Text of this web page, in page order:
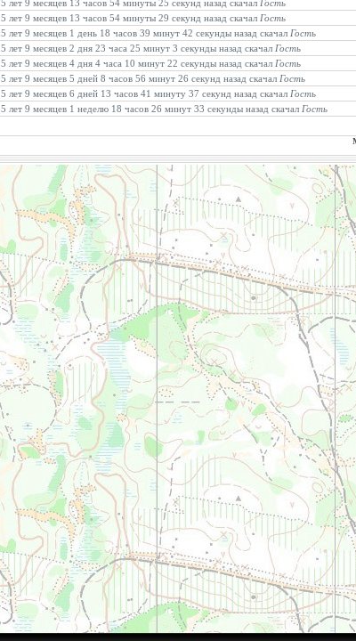
5 лет 9 месяцев 13 часов 54 минуты 25 секунд назад скачал Гость
5 лет 9 месяцев 13 часов 54 минуты 29 секунд назад скачал Гость
5 лет 9 месяцев 1 день 18 часов 39 минут 42 секунды назад скачал Гость
5 лет 9 месяцев 2 дня 23 часа 25 минут 3 секунды назад скачал Гость
5 лет 9 месяцев 4 дня 4 часа 10 минут 22 секунды назад скачал Гость
5 лет 9 месяцев 5 дней 8 часов 56 минут 26 секунд назад скачал Гость
5 лет 9 месяцев 6 дней 13 часов 41 минуту 37 секунд назад скачал Гость
5 лет 9 месяцев 1 неделю 18 часов 26 минут 33 секунды назад скачал Гость